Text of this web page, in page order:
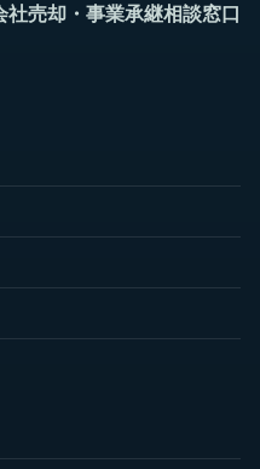
売却・事業承継相談窓口